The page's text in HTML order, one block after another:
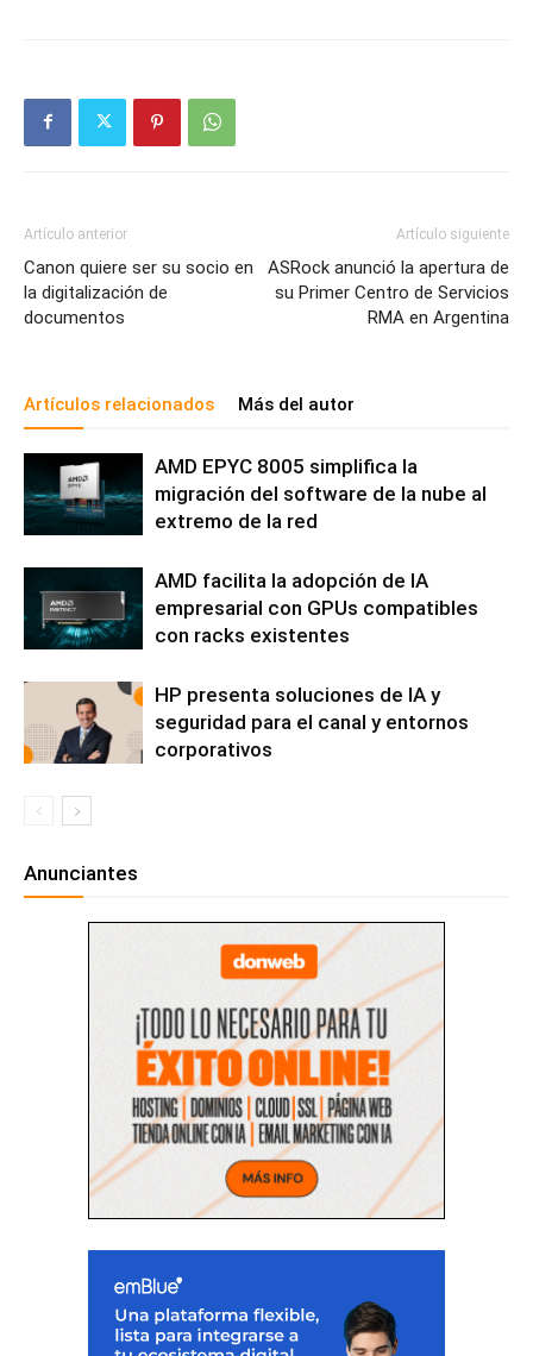
Artículo anterior
Canon quiere ser su socio en
la digitalización de
documentos
Artículo siguiente
ASRock anunció la apertura de
su Primer Centro de Servicios
RMA en Argentina
Artículos relacionados Más del autor
AMD EPYC 8005 simplifica la
migración del software de la nube al
extremo de la red
AMD facilita la adopción de IA
empresarial con GPUs compatibles
con racks existentes
HP presenta soluciones de IA y
seguridad para el canal y entornos
corporativos
Anunciantes